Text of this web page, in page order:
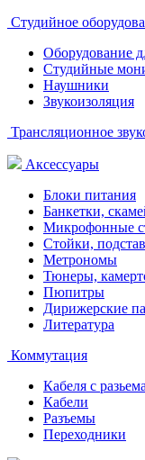
Студийное
Оборудование
Студийные
Наушники
Звукоизоляция
Трансляционное
Аксессуары
Блоки питания
Банкетки,
Микрофонные
Стойки,
Метрономы
Тюнеры,
Пюпитры
Дирижерские
Литература
Коммутация
Кабеля с
Кабели
Разъемы
Переходники